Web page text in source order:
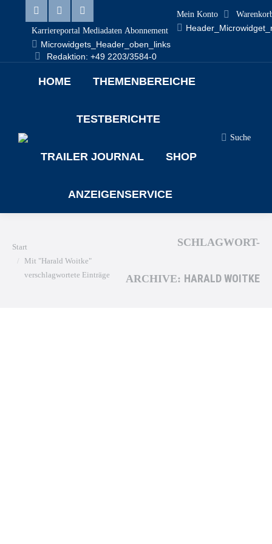
Karriereportal Mediadaten Abonnement
Microwidgets_Header_oben_links
Redaktion: +49 2203/3584-0
Mein Konto
HOME THEMENBEREICHE
TESTBERICHTE
TRAILER JOURNAL SHOP
ANZEIGENSERVICE
Suche
Sie befinden sich hier:
Start
Mit "Harald Woitke"
verschlagwortete Einträge
SCHLAGWORT-
ARCHIVE: HARALD WOITKE